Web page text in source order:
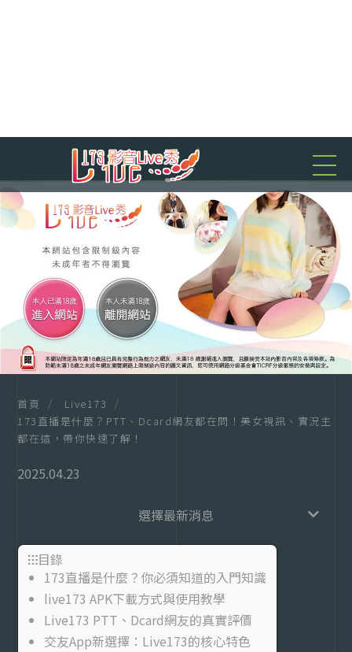
Dcard網友都在問！美
女視訊、實況主都在
這，帶你快速了解！
首頁
Live173
173直播是什麼？PTT、Dcard網友都在問！美女視訊、實況主
都在這，帶你快速了解！
2025.04.23
選擇最新消息
Live173
目錄
173直播是什麼？你必須知道的入門知識
live173 APK下載方式與使用教學
Live173 PTT、Dcard網友的真實評價
交友App新選擇：Live173的核心特色